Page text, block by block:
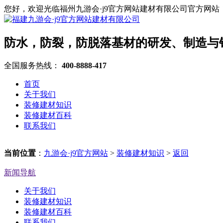
您好，欢迎光临福州九游会·j9官方网站建材有限公司官方网站
防水，防裂，防脱落基材的研发、制造与
全国服务热线： 400-8888-417
首页
关于我们
装修建材知识
装修建材百科
联系我们
当前位置 ： 九游会·j9官方网站 > 装修建材知识 > 返回
新闻导航
关于我们
装修建材知识
装修建材百科